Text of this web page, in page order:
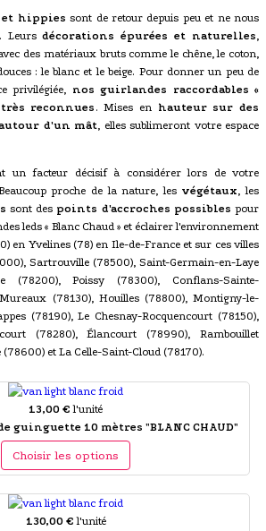
et hippies sont de retour depuis peu et ne nous
Leursdécorations épurées et naturelles
des matériaux bruts comme le chêne, le coton,
: le blanc et le beige. Pour donner un peu de
privilégiée,
nos guirlandes raccordables «
reconnues . Mises en hauteur sur des
d'un mât , elles sublimeront votre espace
un facteur décisif à considérer lors de votre
proche de la nature, les végétaux
, les
sont des points d'accroches possibles pour
leds « Blanc Chaud » et éclairer l'environnement
en Yvelines (78) en Ile-de-France et sur ces villes
Sartrouville (78500), Saint-Germain-en-Laye
(78200), Poissy (78300), Conflans-Sainte-
(78130), Houilles (78800), Montigny-le-
(78190), Le Chesnay-Rocquencourt (78150),
(78280), Élancourt (78990), Rambouillet
et La Celle-Saint-Cloud (78170).
13,00 € l'unité
guinguette 10 mètres "BLANC CHAUD"
Choisir les options
130,00 € l'unité